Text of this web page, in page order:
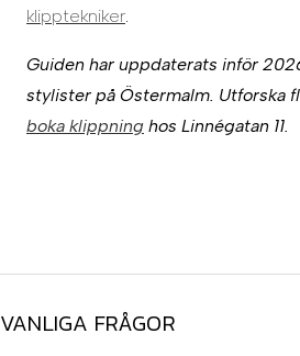
klipptekniker
Guiden har uppdaterats inför
stylister på Östermalm. Utforska
boka klippning hos Linnégatan 11.
VANLIGA FRÅGOR